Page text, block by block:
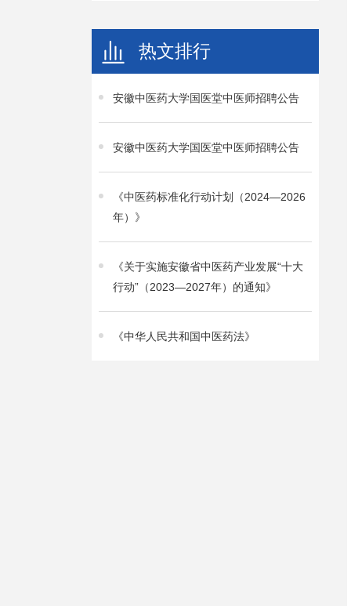
热文排行
安徽中医药大学国医堂中医师招聘公告
安徽中医药大学国医堂中医师招聘公告
《中医药标准化行动计划（2024—2026
年）》
《关于实施安徽省中医药产业发展“十大
行动”（2023—2027年）的通知》
《中华人民共和国中医药法》